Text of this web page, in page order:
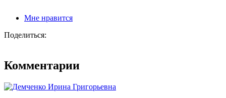
Мне нравится
Поделиться:
Комментарии